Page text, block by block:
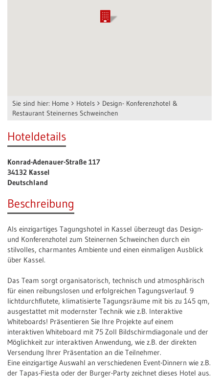
Sie sind hier: Home Hotels
Design- Konferenzhotel &
Restaurant Steinernes Schweinchen
Hoteldetails
Konrad-Adenauer-Straße 117
34132 Kassel
Deutschland
Beschreibung
Als einzigartiges Tagungshotel in Kassel überzeugt das Design-
und Konferenzhotel zum Steinernen Schweinchen durch ein
stilvolles, charmantes Ambiente und einen einmaligen Ausblick
über Kassel.
Das Team sorgt organisatorisch, technisch und atmosphärisch
für einen reibungslosen und erfolgreichen Tagungsverlauf. 9
lichtdurchflutete, klimatisierte Tagungsräume mit bis zu 145 qm,
ausgestattet mit modernster Technik wie z.B. Interaktive
Whiteboards! Präsentieren Sie Ihre Projekte auf einem
interaktiven Whiteboard mit 75 Zoll Bildschirmdiagonale und der
Möglichkeit zur interaktiven Anwendung, wie z.B. der direkten
Versendung Ihrer Präsentation an die Teilnehmer.
Eine einzigartige Auswahl an verschiedenen Event-Dinnern wie z.B.
der Tapas-Fiesta oder der Burger-Party zeichnet dieses Hotel aus.